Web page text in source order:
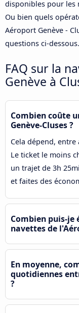
disponibles pour les
Ou bien quels
Aéroport Genève -
questions ci-dessous.
FAQ sur la
Genève à
Combien coûte
Genève-Cluses ?
Cela dépend,
Le ticket le moins
un trajet de 3h
et faites des
Combien puis-je
navettes de
En moyenne,
quotidiennes
?